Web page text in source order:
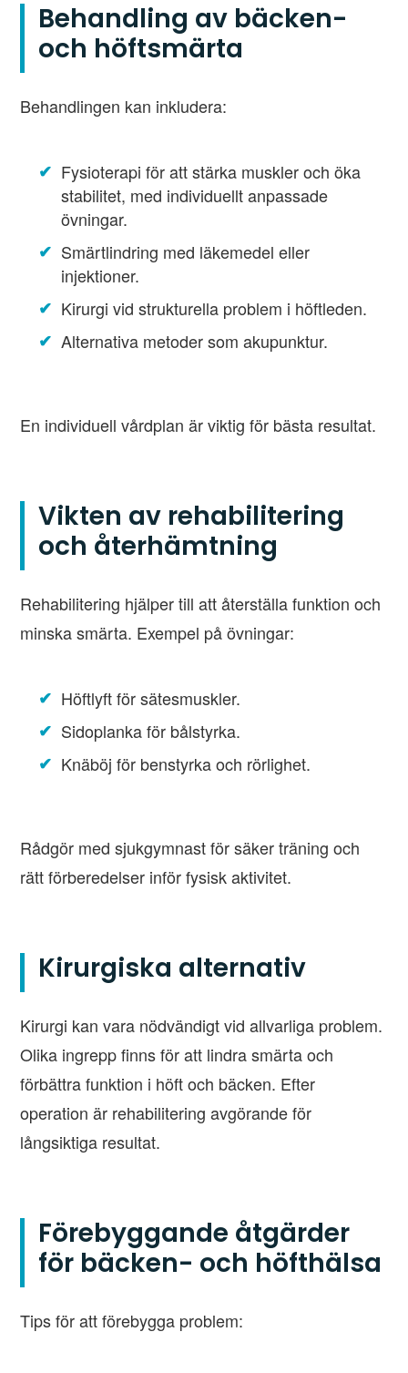
Behandling av bäcken-
och höftsmärta
Behandlingen kan inkludera:
Fysioterapi för att stärka muskler och öka
stabilitet, med individuellt anpassade
övningar.
Smärtlindring med läkemedel eller
injektioner.
Kirurgi vid strukturella problem i höftleden.
Alternativa metoder som akupunktur.
En individuell vårdplan är viktig för bästa resultat.
Vikten av rehabilitering
och återhämtning
Rehabilitering hjälper till att återställa funktion och
minska smärta. Exempel på övningar:
Höftlyft för sätesmuskler.
Sidoplanka för bålstyrka.
Knäböj för benstyrka och rörlighet.
Rådgör med sjukgymnast för säker träning och
rätt förberedelser inför fysisk aktivitet.
Kirurgiska alternativ
Kirurgi kan vara nödvändigt vid allvarliga problem.
Olika ingrepp finns för att lindra smärta och
förbättra funktion i höft och bäcken. Efter
operation är rehabilitering avgörande för
långsiktiga resultat.
Förebyggande åtgärder
för bäcken- och höfthälsa
Tips för att förebygga problem: